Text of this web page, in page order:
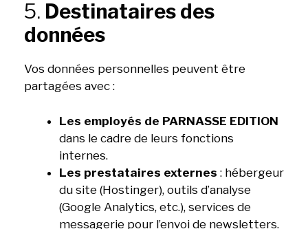
5. Destinataires des
données
Vos données personnelles peuvent être
partagées avec :
Les employés de PARNASSE EDITION
dans le cadre de leurs fonctions
internes.
Les prestataires externes : hébergeur
du site (Hostinger), outils d’analyse
(Google Analytics, etc.), services de
messagerie pour l’envoi de newsletters.